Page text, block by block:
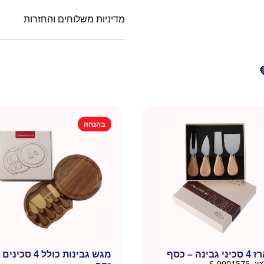
מדיניות משלוחים והחזרות
– כסף
בהנחה
מגש גבינות כולל 4